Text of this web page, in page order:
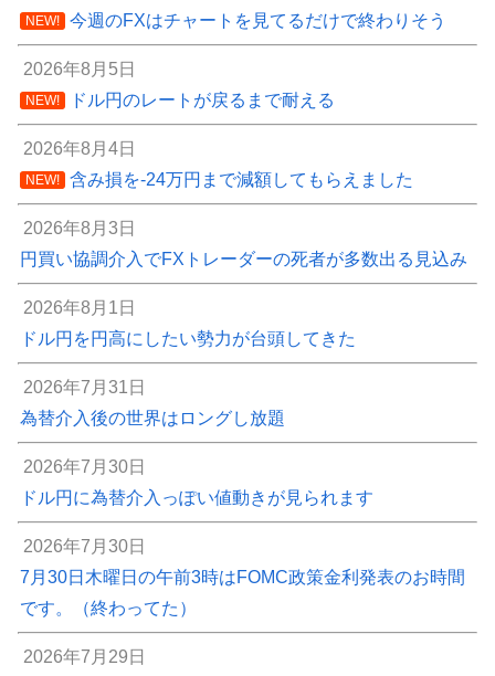
NEW! 今週のFXはチャートを見てるだけで終わりそう
2026年8月5日
NEW! ドル円のレートが戻るまで耐える
2026年8月4日
NEW! 含み損を-24万円まで減額してもらえました
2026年8月3日
円買い協調介入でFXトレーダーの死者が多数出る見込み
2026年8月1日
ドル円を円高にしたい勢力が台頭してきた
2026年7月31日
為替介入後の世界はロングし放題
2026年7月30日
ドル円に為替介入っぽい値動きが見られます
2026年7月30日
7月30日木曜日の午前3時はFOMC政策金利発表のお時間
です。（終わってた）
2026年7月29日